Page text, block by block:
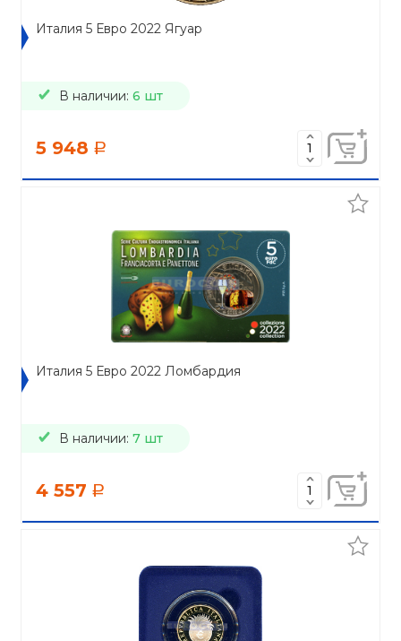
Италия 5 Евро 2022 Ягуар
В наличии: 6 шт
5 948 a
Италия 5 Евро 2022 Ломбардия
В наличии: 7 шт
4 557 a